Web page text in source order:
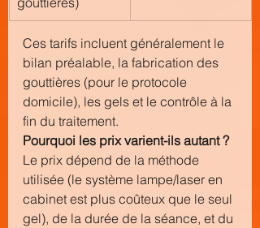
Ces tarifs incluent généralement le
bilan préalable, la fabrication des
gouttières (pour le protocole
domicile), les gels et le contrôle à la
fin du traitement.
Pourquoi les prix varient-ils autant ?
Le prix dépend de la méthode
utilisée (le système lampe/laser en
cabinet est plus coûteux que le seul
gel), de la durée de la séance, et du